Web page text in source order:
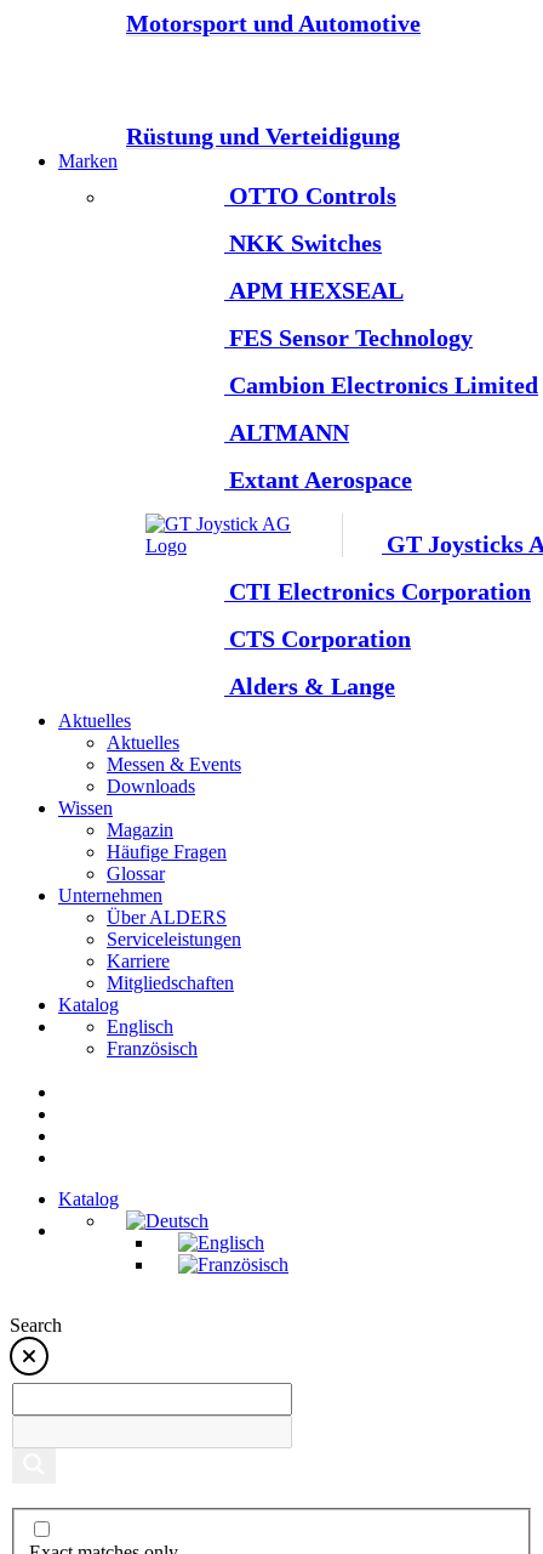
Motorsport und Automotive
Rüstung und Verteidigung
Marken
OTTO Controls
NKK Switches
APM HEXSEAL
FES Sensor Technology
Cambion Electronics Limited
ALTMANN
Extant Aerospace
GT Joysticks
CTI Electronics Corporation
CTS Corporation
Alders & Lange
Aktuelles
Aktuelles
Messen & Events
Downloads
Wissen
Magazin
Häufige Fragen
Glossar
Unternehmen
Über ALDERS
Serviceleistungen
Karriere
Mitgliedschaften
Katalog
Englisch
Französisch
Katalog
Search